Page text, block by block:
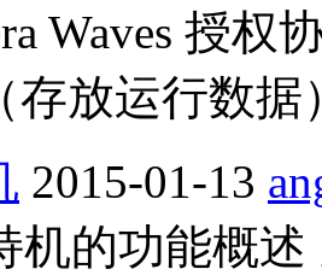
Waves 授权
存放运行数据
2015-01-13
机的功能概